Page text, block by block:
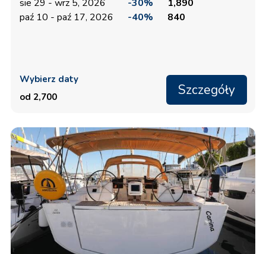
sie 29 - wrz 5, 2026 -30%
1,890
paź 10 - paź 17, 2026
-40% 840
Wybierz daty
od 2,700
Szczegóły